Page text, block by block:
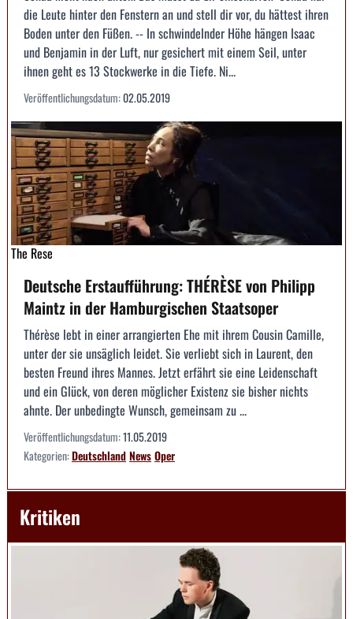
die Leute hinter den Fenstern an und stell dir vor, du hättest ihren
Boden unter den Füßen. -- In schwindelnder Höhe hängen Isaac
und Benjamin in der Luft, nur gesichert mit einem Seil, unter
ihnen geht es 13 Stockwerke in die Tiefe. Ni...
Veröffentlichungsdatum:02.05.2019
The Rese
Deutsche Erstaufführung: THÉRÈSE von Philipp
Maintz in der Hamburgischen Staatsoper
Thérèse lebt in einer arrangierten Ehe mit ihrem Cousin Camille,
unter der sie unsäglich leidet. Sie verliebt sich in Laurent, den
besten Freund ihres Mannes. Jetzt erfährt sie eine Leidenschaft
und ein Glück, von deren möglicher Existenz sie bisher nichts
ahnte. Der unbedingte Wunsch, gemeinsam zu ...
Veröffentlichungsdatum:11.05.2019
Kategorien:DeutschlandNewsOper
Kritiken